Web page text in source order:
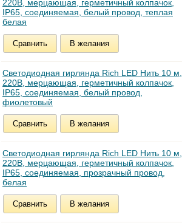
220В, мерцающая, герметичный колпачок,
IP65, соединяемая, белый провод, теплая
белая
Сравнить В желания
Светодиодная гирлянда Rich LED Нить 10 м,
220В, мерцающая, герметичный колпачок,
IP65, соединяемая, белый провод,
фиолетовый
Сравнить В желания
Светодиодная гирлянда Rich LED Нить 10 м,
220В, мерцающая, герметичный колпачок,
IP65, соединяемая, прозрачный провод,
белая
Сравнить В желания